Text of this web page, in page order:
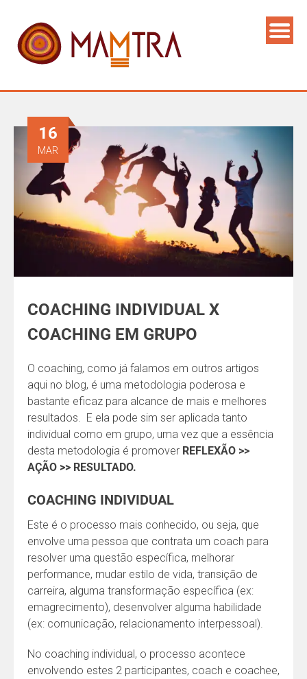
COACHING INDIVIDUAL X
COACHING EM GRUPO
16
MAR
O coaching, como já falamos em outros artigos
aqui no blog, é uma metodologia poderosa e
bastante eficaz para alcance de mais e melhores
resultados. E ela pode sim ser aplicada tanto
individual como em grupo, uma vez que a essência
desta metodologia é promover REFLEXÃO >>
AÇÃO >> RESULTADO.
COACHING INDIVIDUAL
Este é o processo mais conhecido, ou seja, que
envolve uma pessoa que contrata um coach para
resolver uma questão específica, melhorar
performance, mudar estilo de vida, transição de
carreira, alguma transformação específica (ex:
emagrecimento), desenvolver alguma habilidade
(ex: comunicação, relacionamento interpessoal).
No coaching individual, o processo acontece
envolvendo estes 2 participantes, coach e coachee,